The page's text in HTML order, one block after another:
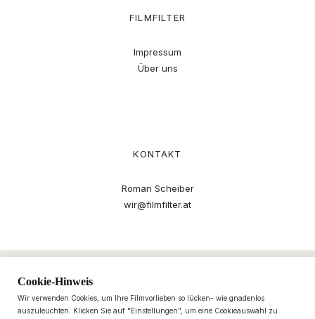
FILMFILTER
Impressum
Über uns
KONTAKT
Roman Scheiber
wir@filmfilter.at
Cookie-Hinweis
Wir verwenden Cookies, um Ihre Filmvorlieben so lücken- wie gnadenlos
auszuleuchten. Klicken Sie auf "Einstellungen", um eine Cookieauswahl zu